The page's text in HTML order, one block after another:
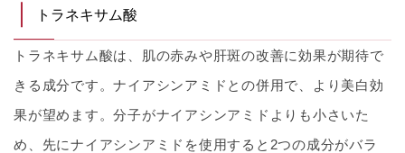
トラネキサム酸
トラネキサム酸は、肌の赤みや肝斑の改善に効果が期待で
きる成分です。ナイアシンアミドとの併用で、より美白効
果が望めます。分子がナイアシンアミドよりも小さいた
め、先にナイアシンアミドを使用すると2つの成分がバラ